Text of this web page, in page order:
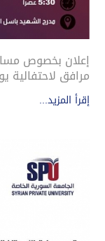
إعلان بخصوص
مرافق لاحتفالية
إقرأ المزيد...